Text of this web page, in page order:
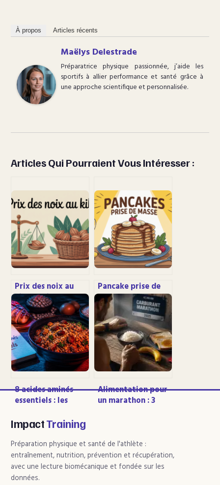
À propos Articles récents
Maëlys Delestrade
Préparatrice physique passionnée, j’aide les
sportifs à allier performance et santé grâce à
une approche scientifique et personnalisée.
Articles Qui Pourraient Vous Intéresser :
Prix des noix au
kilo : tarifs actuels,
écarts et bons
plans
Pancake prise de
masse : recettes,
calories et astuces
pour grossir
proprement
8 acides aminés
essentiels : les
indispensables
pour éviter les
carences
Alimentation pour
un marathon : 3
idéal pour éviter le
mur
ImpactTraining
Préparation physique et santé de l'athlète :
entraînement, nutrition, prévention et récupération,
avec une lecture biomécanique et fondée sur les
données.